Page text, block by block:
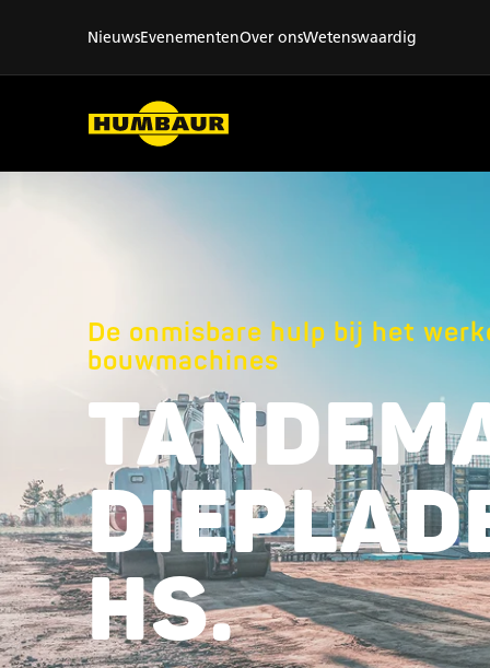
NieuwsEvenementenOver onsWetenswaardig
De onmisbare hulp bij het
bouwmachines
HS.